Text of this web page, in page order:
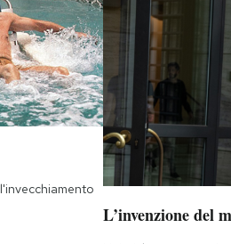
L’invenzione del